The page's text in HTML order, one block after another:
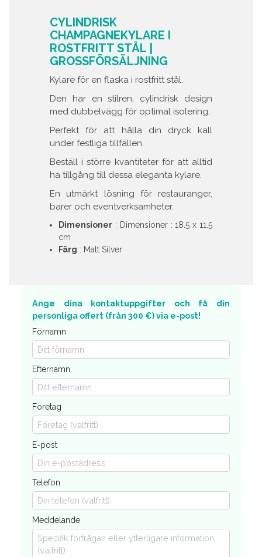
CYLINDRISK
CHAMPAGNEKYLARE I
ROSTFRITT STÅL |
GROSSFÖRSÄLJNING
Kylare för en flaska i rostfritt stål.
Den har en stilren, cylindrisk design
med dubbelvägg för optimal isolering.
Perfekt för att hålla din dryck kall
under festliga tillfällen.
Beställ i större kvantiteter för att alltid
ha tillgång till dessa eleganta kylare.
En utmärkt lösning för restauranger,
barer och eventverksamheter.
Dimensioner : Dimensioner : 18.5 x 11.5
cm
Färg : Matt Silver
Ange dina kontaktuppgifter och få din
personliga offert (från 300 €) via e-post!
Förnamn
Efternamn
Företag
E-post
Telefon
Meddelande